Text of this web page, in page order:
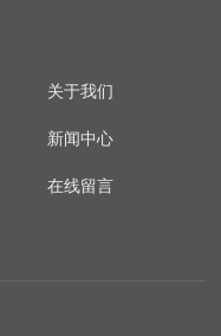
关于我们
新闻中心
在线留言